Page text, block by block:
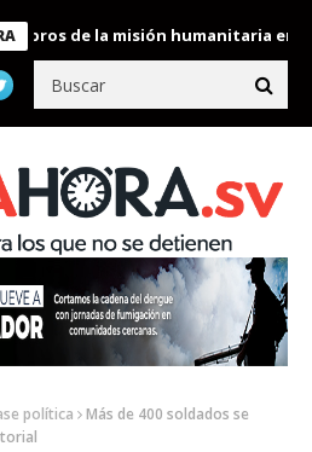
de la misión humanitaria enviada
política
Más de 400 soldados se